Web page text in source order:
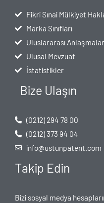
Fikri Sınai Mülkiyet
Marka Sınıfları
Uluslararası Anlaşmalar
Ulusal Mevzuat
İstatistikler
Bize Ulaşın
(0212) 294 78 00
(0212) 373 94 04
info@ustunpatent.com
Takip Edin
Bizi sosyal medya